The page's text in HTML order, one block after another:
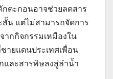
กตะกอนอาจช่วยลดสาร
สั้น แต่ไม่สามารถจัดการ
ากกิจกรรมเหมืองใน
ายแดนประเทศเพื่อน
ละสารพิษลงสู่ลำน้ำ